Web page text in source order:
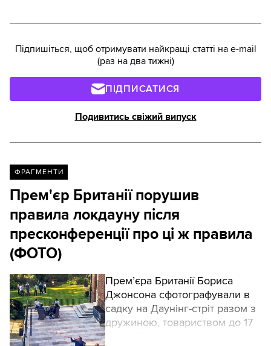
Підпишіться, щоб отримувати найкращі статті на e-mail
(раз на два тижні)
ПІДПИСАТИСЯ
Подивитись свіжий випуск
ФРАГМЕНТИ
Прем'єр Британії порушив
правила локдауну після
пресконференції про ці ж правила
(ФОТО)
Прем’єра Британії Бориса
Джонсона сфотографували в
садку на Даунінг-стріт разом з
дружиною, товариством до 17